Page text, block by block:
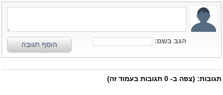
הגב בשם: הוסף תגובה
תגובות: (צפה ב- 0 תגובות בעמוד זה)